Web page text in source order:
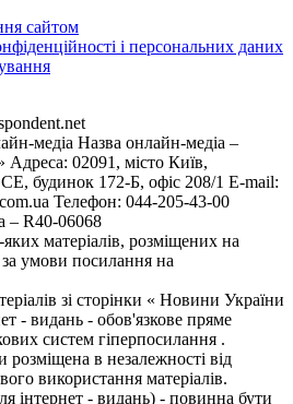
сайтом
і персональних даних
медіа Назва онлайн-медіа –
Адреса: 02091, місто Київ,
172-Б, офіс 208/1 E-mail:
Телефон: 044-205-43-00
– R40-06068
матеріалів, розміщених на
за умови посилання на
зі сторінки « Новини України
- видань - обов'язкове пряме
систем гіперпосилання .
в незалежності від
використання матеріалів.
інтернет - видань) - повинна бути